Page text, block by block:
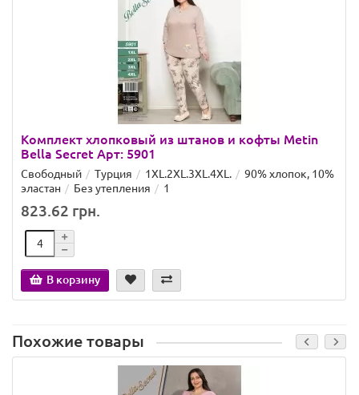
Комплект хлопковый из штанов и кофты Metin
Bella Secret Арт: 5901
Свободный Турция 1XL.2XL.3XL.4XL.
90% хлопок, 10%
эластан
Без утепления 1
823.62 грн.
В корзину
Похожие товары